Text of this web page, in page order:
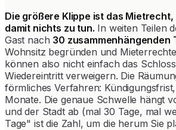
Die größere Klippe ist das
damit nichts zu tun. In weiten Teilen
Gast nach 30 zusammenhängenden
Wohnsitz begründen und
können also nicht einfach das
Wiedereintritt verweigern. Die
förmliches Verfahren:
Monate. Die genaue Schwelle hängt
und der Stadt ab (mal 30 Tage, mal
Tage" ist die Zahl, um die herum Sie